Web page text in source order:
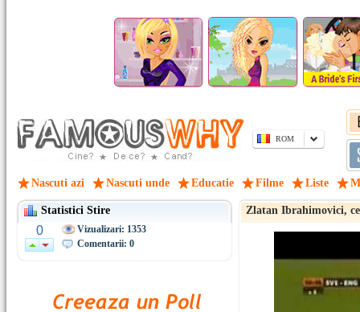
ROM
Nascuti azi Nascuti unde Educatie Filme Liste
Statistici Stire
0
Vizualizari: 1353
Comentarii: 0
Zlatan Ibrahimovici,